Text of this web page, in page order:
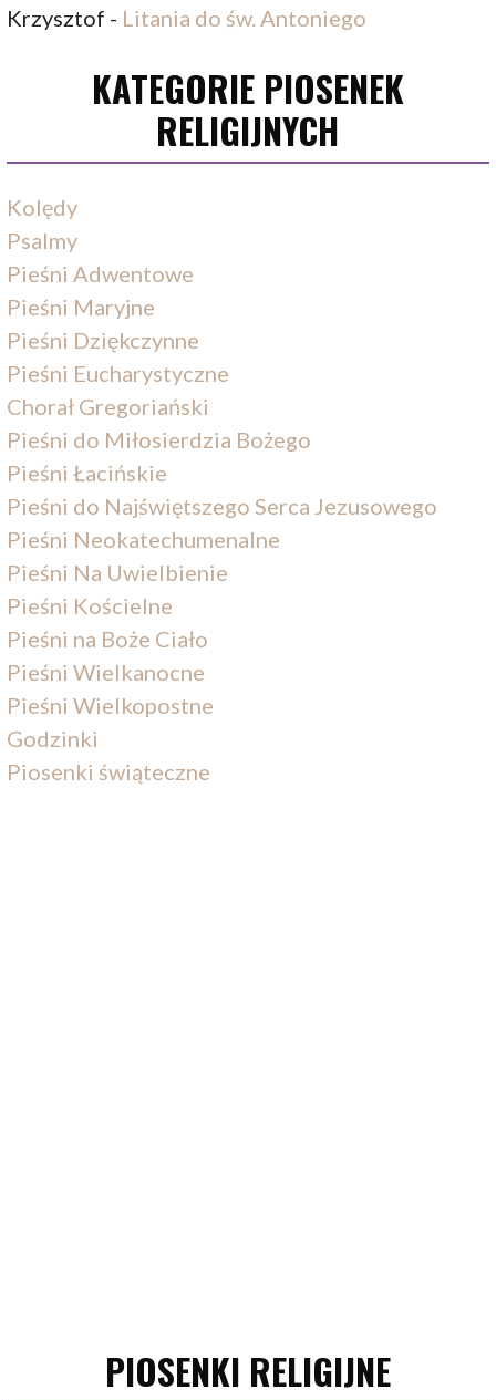
Krzysztof - Litania do św. Antoniego
KATEGORIE PIOSENEK
RELIGIJNYCH
Kolędy
Psalmy
Pieśni Adwentowe
Pieśni Maryjne
Pieśni Dziękczynne
Pieśni Eucharystyczne
Chorał Gregoriański
Pieśni do Miłosierdzia Bożego
Pieśni Łacińskie
Pieśni do Najświętszego Serca Jezusowego
Pieśni Neokatechumenalne
Pieśni Na Uwielbienie
Pieśni Kościelne
Pieśni na Boże Ciało
Pieśni Wielkanocne
Pieśni Wielkopostne
Godzinki
Piosenki świąteczne
PIOSENKI RELIGIJNE